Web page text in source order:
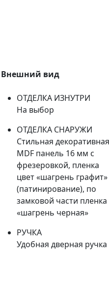
Внешний вид
ОТДЕЛКА ИЗНУТРИ
На выбор
ОТДЕЛКА СНАРУЖИ
Стильная декоративная
MDF панель 16 мм с
фрезеровкой, пленка
цвет «шагрень графит»
(патинирование), по
замковой части пленка
«шагрень черная»
РУЧКА
Удобная дверная ручка